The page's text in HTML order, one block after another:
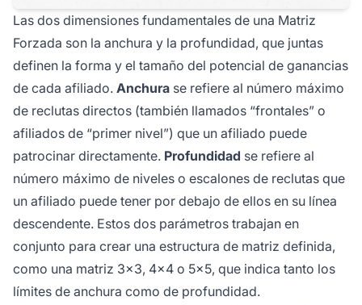
Las dos dimensiones fundamentales de una Matriz
Forzada son la anchura y la profundidad, que juntas
definen la forma y el tamaño del potencial de ganancias
de cada afiliado. Anchura se refiere al número máximo
de reclutas directos (también llamados “frontales” o
afiliados de “primer nivel”) que un afiliado puede
patrocinar directamente. Profundidad se refiere al
número máximo de niveles o escalones de reclutas que
un afiliado puede tener por debajo de ellos en su línea
descendente. Estos dos parámetros trabajan en
conjunto para crear una estructura de matriz definida,
como una matriz 3x3, 4x4 o 5x5, que indica tanto los
límites de anchura como de profundidad.